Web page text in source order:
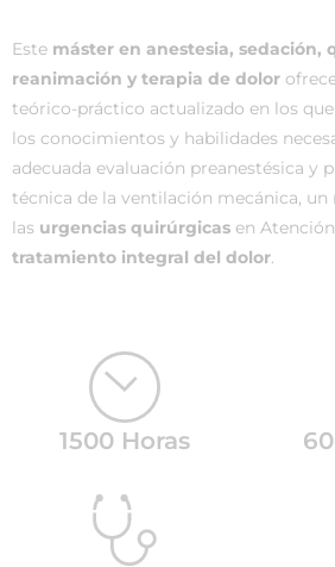
Este máster en anestesia, sedación,
reanimación y terapia de dolor
teórico-práctico actualizado en los
los conocimientos y habilidades
adecuada evaluación preanestésica y
técnica de la ventilación mecánica,
las urgencias quirúrgicas en
tratamiento integral del dolor.
1500 Horas